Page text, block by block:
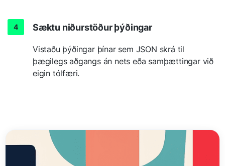
Sæktu niðurstöður þýðingar
Vistaðu þýðingar þínar sem JSON skrá til
þægilegs aðgangs án nets eða samþættingar við
eigin tólfæri.